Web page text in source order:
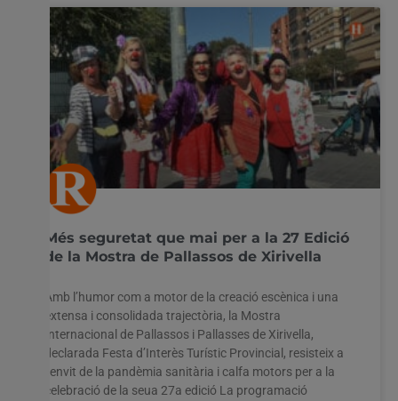
Més seguretat que mai per a la 27 Edició
de la Mostra de Pallassos de Xirivella
Amb l’humor com a motor de la creació escènica i una
extensa i consolidada trajectòria, la Mostra
Internacional de Pallassos i Pallasses de Xirivella,
declarada Festa d’Interès Turístic Provincial, resisteix a
l’envit de la pandèmia sanitària i calfa motors per a la
celebració de la seua 27a edició La programació
Utilitzem cookies al nostre lloc web per oferir-vos
l'experiència més rellevant recordant les vostres preferències
i visites repetides. En fer clic a "Acceptar-ho tot", accepteu